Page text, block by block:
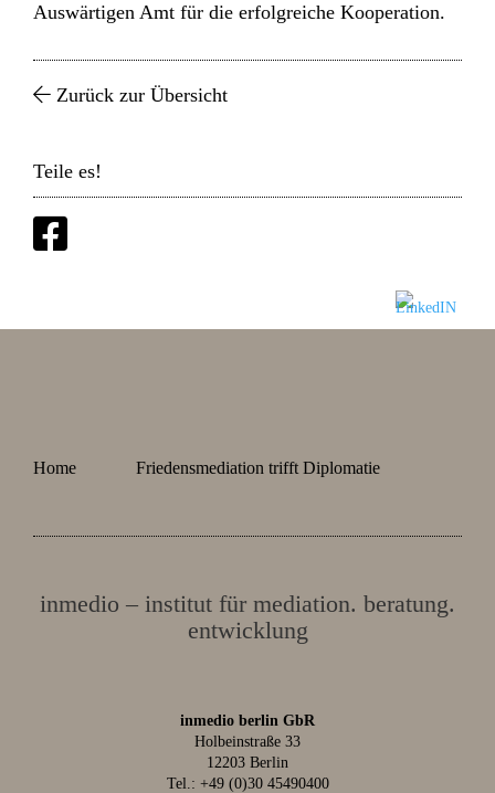
Auswärtigen Amt für die erfolgreiche Kooperation.
Zurück zur Übersicht
Teile es!
Home Friedensmediation trifft Diplomatie
inmedio – institut für mediation. beratung.
entwicklung
inmedio berlin GbR
Holbeinstraße 33
12203 Berlin
Tel.: +49 (0)30 45490400